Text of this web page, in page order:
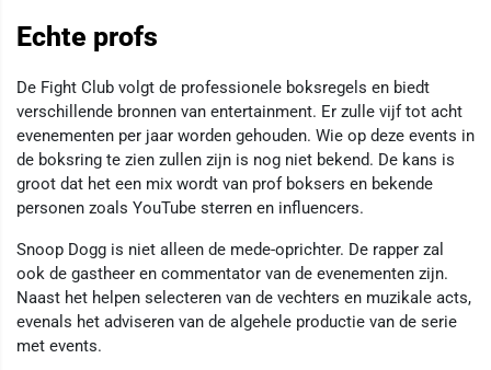
Echte profs
De Fight Club volgt de professionele boksregels en biedt
verschillende bronnen van entertainment. Er zulle vijf tot acht
evenementen per jaar worden gehouden. Wie op deze events in
de boksring te zien zullen zijn is nog niet bekend. De kans is
groot dat het een mix wordt van prof boksers en bekende
personen zoals YouTube sterren en influencers.
Snoop Dogg is niet alleen de mede-oprichter. De rapper zal
ook de gastheer en commentator van de evenementen zijn.
Naast het helpen selecteren van de vechters en muzikale acts,
evenals het adviseren van de algehele productie van de serie
met events.